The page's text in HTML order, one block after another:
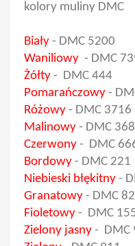
kolory muliny DMC
Biały - DMC 5200
Waniliowy - DMC
Żółty - DMC 444
Pomarańczowy -
Różowy - DMC 3716
Malinowy - DMC
Czerwony - DMC
Bordowy - DMC 221
Niebieski błękitny -
Granatowy - DMC
Fioletowy - DMC
Zielony jasny - DMC